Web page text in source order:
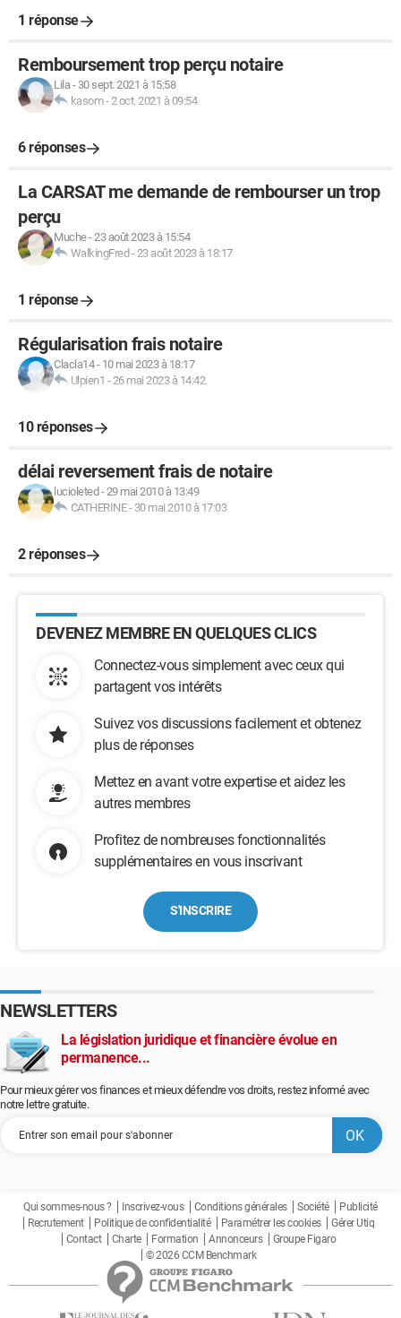
1 réponse
Remboursement trop perçu notaire
Lila- 30 sept. 2021 à 15:58
kasom-2 oct. 2021 à 09:54
6 réponses
La CARSAT me demande de rembourser un trop
perçu
Muche-23 août 2023 à 15:54
WalkingFred -23 août 2023 à 18:17
1 réponse
Régularisation frais notaire
Clacla14- 10 mai 2023 à 18:17
Ulpien1 -26 mai 2023 à 14:42
10 réponses
délai reversement frais de notaire
lucioleted -29 mai 2010 à 13:49
CATHERINE- 30 mai 2010 à 17:03
2 réponses
DEVENEZ MEMBRE EN QUELQUES CLICS
Connectez-vous simplement avec ceux qui
partagent vos intérêts
Suivez vos discussions facilement et obtenez
plus de réponses
Mettez en avant votre expertise et aidez les
autres membres
Profitez de nombreuses fonctionnalités
supplémentaires en vous inscrivant
S'INSCRIRE
NEWSLETTERS
La législation juridique et financière évolue en
permanence...
Pour mieux gérer vos finances et mieux défendre vos droits, restez informé avec
notre lettre gratuite.
Qui sommes-nous ? Inscrivez-vous Conditions générales Société
Publicité
Recrutement
Politique de confidentialité Paramétrer les cookies
Gérer Utiq
Contact
Charte Formation Annonceurs
Groupe Figaro
© 2026 CCM Benchmark